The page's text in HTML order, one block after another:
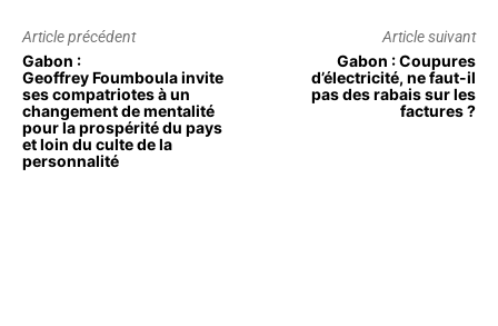
Article précédent
Gabon :
Geoffrey Foumboula invite
ses compatriotes à un
changement de mentalité
pour la prospérité du pays
et loin du culte de la
personnalité
Article suivant
Gabon : Coupures
d’électricité, ne faut-il
pas des rabais sur les
factures ?